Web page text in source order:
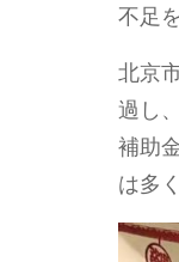
不足
北京
過し
補助
は多